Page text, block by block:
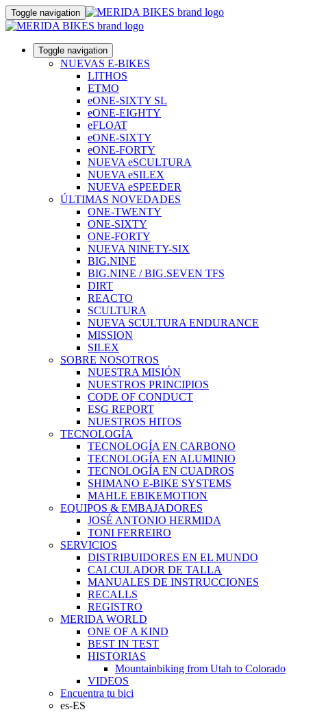
Toggle navigation
Toggle navigation
NUEVAS E-BIKES
LITHOS
ETMO
eONE-SIXTY SL
eONE-EIGHTY
eFLOAT
eONE-SIXTY
eONE-FORTY
NUEVA eSCULTURA
NUEVA eSILEX
NUEVA eSPEEDER
ÚLTIMAS NOVEDADES
ONE-TWENTY
ONE-SIXTY
ONE-FORTY
NUEVA NINETY-SIX
BIG.NINE
BIG.NINE / BIG.SEVEN TFS
DIRT
REACTO
SCULTURA
NUEVA SCULTURA ENDURANCE
MISSION
SILEX
SOBRE NOSOTROS
NUESTRA MISIÓN
NUESTROS PRINCIPIOS
CODE OF CONDUCT
ESG REPORT
NUESTROS HITOS
TECNOLOGÍA
TECNOLOGÍA EN CARBONO
TECNOLOGÍA EN ALUMINIO
TECNOLOGÍA EN CUADROS
SHIMANO E-BIKE SYSTEMS
MAHLE EBIKEMOTION
EQUIPOS & EMBAJADORES
JOSÉ ANTONIO HERMIDA
TONI FERREIRO
SERVICIOS
DISTRIBUIDORES EN EL MUNDO
CALCULADOR DE TALLA
MANUALES DE INSTRUCCIONES
RECALLS
REGISTRO
MERIDA WORLD
ONE OF A KIND
BEST IN TEST
HISTORIAS
Mountainbiking from Utah to Colorado
VIDEOS
Encuentra tu bici
es-ES